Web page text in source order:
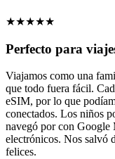
★★★★★
Perfecto para
Viajamos como una
que todo fuera fácil.
eSIM, por lo que
conectados. Los niños
navegó por con Google
electrónicos. Nos salvó
felices.